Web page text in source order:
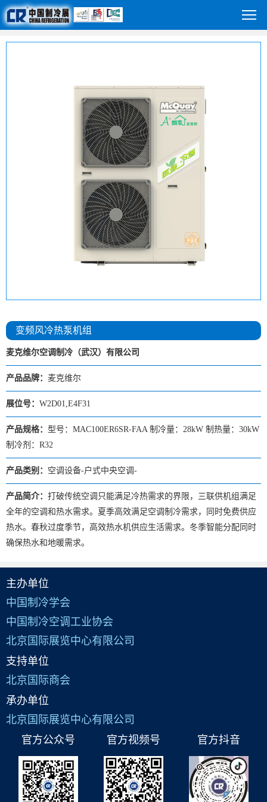
变频风冷热泵机组
麦克维尔空调制冷（武汉）有限公司
产品品牌： 麦克维尔
展位号： W2D01,E4F31
产品规格： 型号：MAC100ER6SR-FAA 制冷量：28kW 制热量：30kW
制冷剂：R32
产品类别： 空调设备-户式中央空调-
产品简介： 打破传统空调只能满足冷热需求的界限，三联供机组满足
全年的空调和热水需求。夏季高效满足空调制冷需求，同时免费供应
热水。春秋过度季节，高效热水机供应生活需求。冬季智能分配同时
确保热水和地暖需求。
主办单位
中国制冷学会
中国制冷空调工业协会
北京国际展览中心有限公司
支持单位
北京国际商会
承办单位
北京国际展览中心有限公司
官方公众号
官方视频号 官方抖音